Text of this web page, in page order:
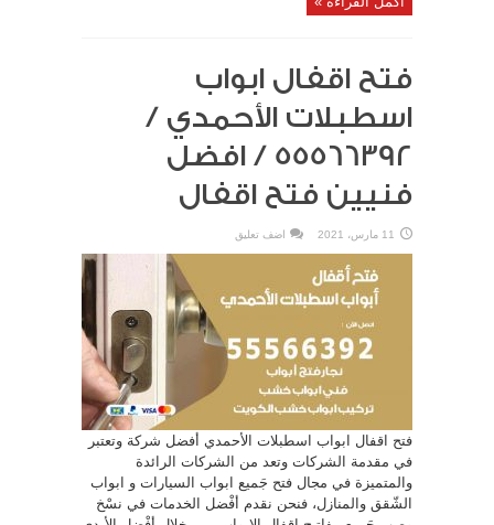
فتح اقفال ابواب
اسطبلات الأحمدي /
55566392 / افضل
فنيين فتح اقفال
11 مارس، 2021 اضف تعليق
فتح اقفال ابواب اسطبلات الأحمدي أفضل شركة وتعتبر
في مقدمة الشركات وتعد من الشركات الرائدة
والمتميزة في مجال فتح جَميع ابواب السيارات و ابواب
الشّقق والمنازل، فنحن نقدم أفْضل الخدمات في نسْخ